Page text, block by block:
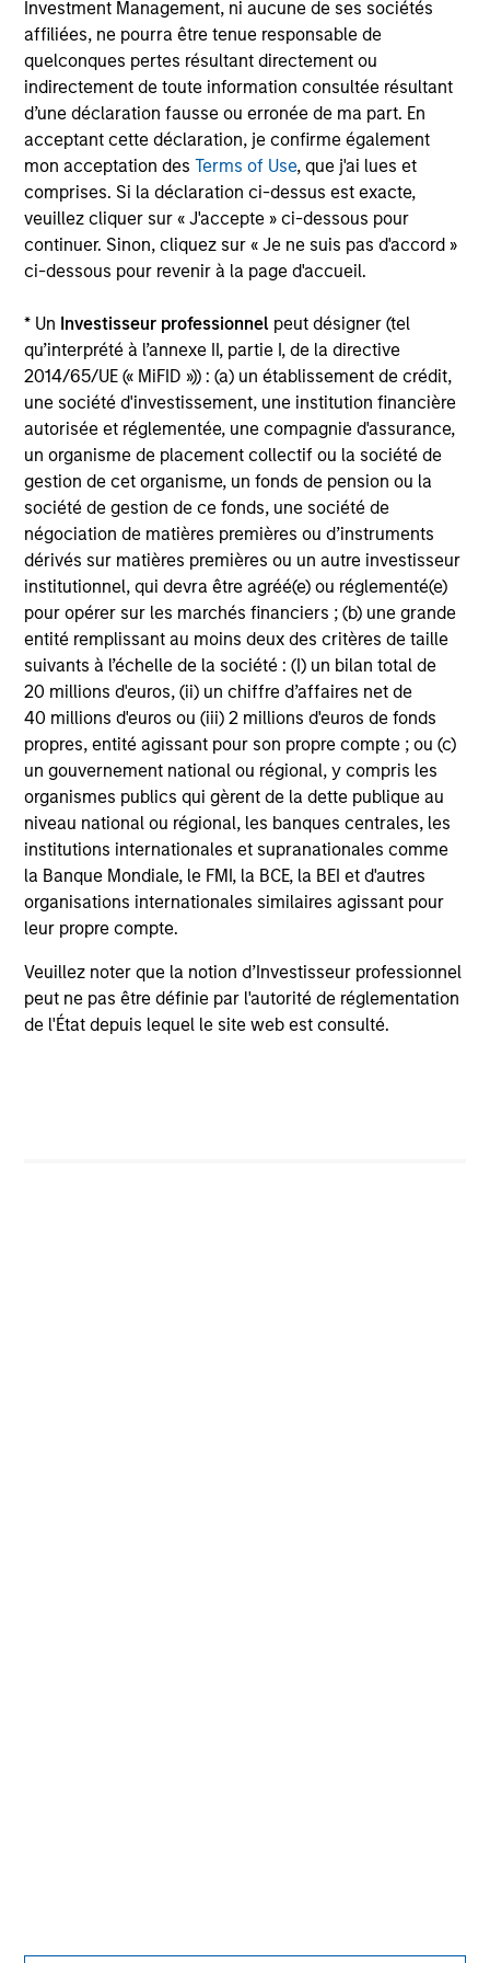
Investment Management, ni aucune de ses sociétés
affiliées, ne pourra être tenue responsable de
quelconques pertes résultant directement ou
indirectement de toute information consultée résultant
d’une déclaration fausse ou erronée de ma part. En
acceptant cette déclaration, je confirme également
mon acceptation desTerms of Use, que j'ai lues et
comprises. Si la déclaration ci-dessus est exacte,
veuillez cliquer sur « J'accepte » ci-dessous pour
continuer. Sinon, cliquez sur « Je ne suis pas d'accord »
ci-dessous pour revenir à la page d'accueil.
* Un Investisseur professionnel peut désigner (tel
qu’interprété à l’annexe II, partie I, de la directive
2014/65/UE (« MiFID »)) : (a) un établissement de crédit,
une société d'investissement, une institution financière
autorisée et réglementée, une compagnie d'assurance,
un organisme de placement collectif ou la société de
gestion de cet organisme, un fonds de pension ou la
société de gestion de ce fonds, une société de
négociation de matières premières ou d’instruments
dérivés sur matières premières ou un autre investisseur
institutionnel, qui devra être agréé(e) ou réglementé(e)
pour opérer sur les marchés financiers ; (b) une grande
entité remplissant au moins deux des critères de taille
suivants à l’échelle de la société : (I) un bilan total de
20 millions d'euros, (ii) un chiffre d’affaires net de
40 millions d'euros ou (iii) 2 millions d'euros de fonds
propres, entité agissant pour son propre compte ; ou (c)
un gouvernement national ou régional, y compris les
organismes publics qui gèrent de la dette publique au
niveau national ou régional, les banques centrales, les
institutions internationales et supranationales comme
la Banque Mondiale, le FMI, la BCE, la BEI et d'autres
organisations internationales similaires agissant pour
leur propre compte.
Veuillez noter que la notion d’Investisseur professionnel
peut ne pas être définie par l'autorité de réglementation
de l'État depuis lequel le site web est consulté.
Senior Loan
Office - Nordics
As of 9/30/2025. Team information may change from time to
time.
There is no guarantee that any of the investments listed
or will perform well in the future (for current holdings). The
trademarks and service marks above are the property of their
respective owners. The information on this website has not
been authorized, sponsored, or otherwise approved by such
owners.
The information presented herein is solely for informational
and educational purposes only. It is intended for the benefit
of third party issuers and those seeking information about
alternatives investment strategies.The information contained
herein does not constitute and should not be construed as an
offering of advisory services or an offer to sell or a
solicitation of an offer to buy any securities in any jurisdiction
in which such offer or solicitation, purchase or sale would be
unlawful under the securities, insurance or other laws of
such jurisdiction.
The information presented does not constitute an offer or a
recommendation to buy or sell any particular security or to
adopt any specific investment strategy. The information
herein has not been based on a consideration of any
individual investor circumstances and is not investment
advice, nor should it be construed in any way as tax,
accounting, legal or regulatory advice. To that end, investors
should seek independent legal and financial advice, including
advice as to tax consequences, before making any
investment decision. There is no guarantee that any
investment strategy will work under all market conditions,
and each investor should evaluate their ability to invest for
the long-term, especially during periods of downturn in the
market.